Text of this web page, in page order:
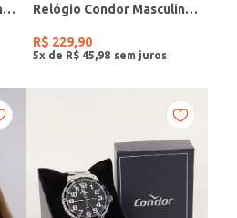
Relógio Condor Masculino PRETO Relógio Condor Masculino PRATA
R$ 229,90
5x de R$ 45 98